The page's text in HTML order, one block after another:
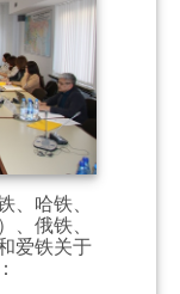
、哈铁、
、俄铁、
爱铁关于